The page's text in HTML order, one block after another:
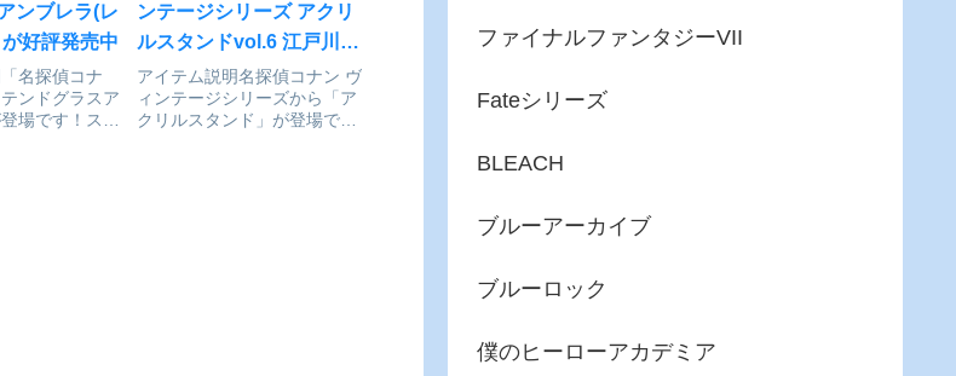
ンブレラ(レ
好評発売中
名探偵コナ
ンドグラスア
場です！ステ
ンテージシリーズ アクリ
ルスタンドvol.6 江戸川コ
ナン」が予約受付開始
アイテム説明名探偵コナン ヴ
ィンテージシリーズから「ア
クリルスタンド」が登場で
ファイナルファンタジーVII
Fateシリーズ
BLEACH
ブルーアーカイブ
ブルーロック
僕のヒーローアカデミア